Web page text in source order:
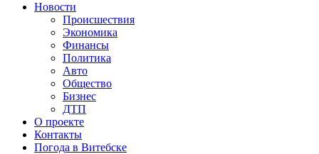
Новости
Происшествия
Экономика
Финансы
Политика
Авто
Общество
Бизнес
ДТП
О проекте
Контакты
Погода в Витебске